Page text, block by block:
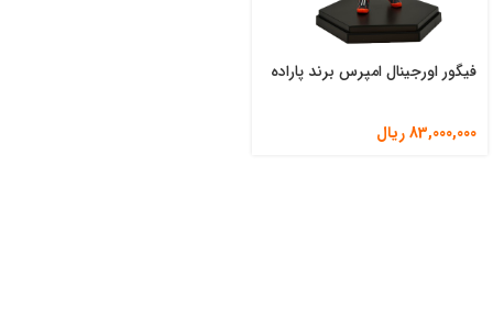
فیگور اورجینال امپرس برند پاراده
83,000,000ریال